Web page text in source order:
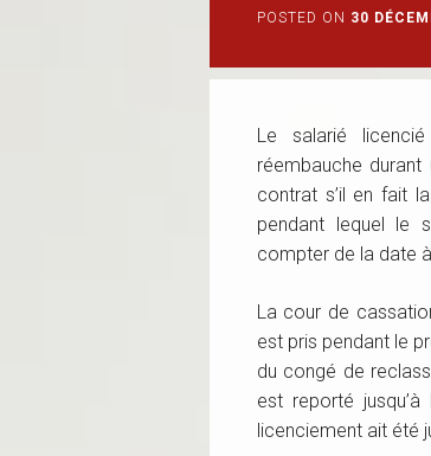
POSTED ON 30
Le salarié
réembauche
contrat s’il en fait
pendant lequel le
compter de la date
La cour de
est pris pendant le
du congé de
est reporté
licenciement ait été